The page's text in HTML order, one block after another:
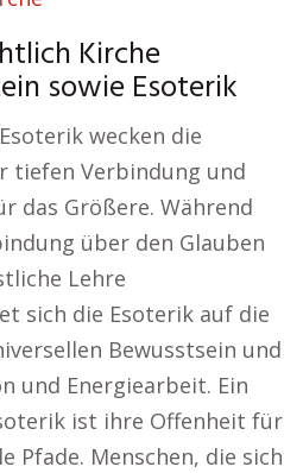
Kirche
sowie Esoterik
wecken die
tiefen Verbindung und
das Größere. Während
über den Glauben
Lehre
sich die Esoterik auf die
Bewusstsein und
und Energiearbeit. Ein
ist ihre Offenheit für
Pfade. Menschen, die sich